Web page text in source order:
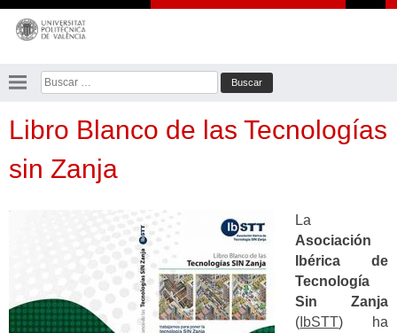
Saltar
contenido
Buscar:
Libro Blanco de las Tecnologías
sin Zanja
La
Asociación
Ibérica de
Tecnología
Sin Zanja
( IbSTT) ha